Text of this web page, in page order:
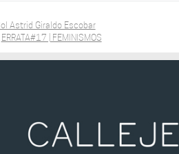
Astrid Giraldo Escobar
ERRATA#17 | FEMINISMOS